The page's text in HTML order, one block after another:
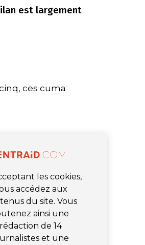
est largement
ces cuma
les cookies,
accédez aux
du site. Vous
ainsi une
rédaction de 14
et une